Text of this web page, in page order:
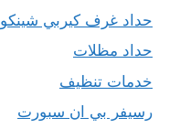
حداد غرف كيربي شينكو
حداد مظلات
خدمات تنظيف
رسيفر بي ان سبورت